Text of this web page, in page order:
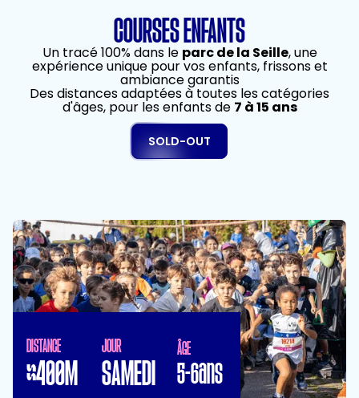
COURSES ENFANTS
Un tracé 100% dans le parc de la Seille, une
expérience unique pour vos enfants, frissons et
ambiance garantis
Des distances adaptées à toutes les catégories
d'âges, pour les enfants de 7 à 15 ans
SOLD-OUT
DISTANCE
≈400M
JOUR
SAMEDI
ÂGE
5-6ans